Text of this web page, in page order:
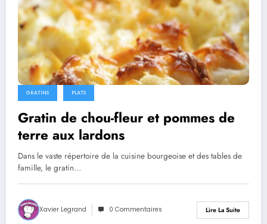
GRATINS PLATS
Gratin de chou-fleur et pommes de
terre aux lardons
Dans le vaste répertoire de la cuisine bourgeoise et des tables de
famille, le gratin…
Xavier Legrand 0 Commentaires Lire La Suite